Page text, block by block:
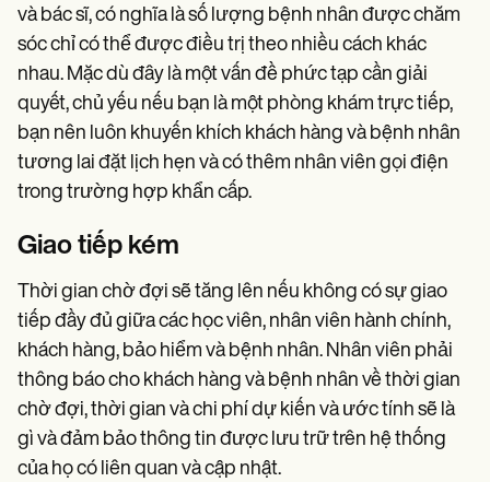
và bác sĩ, có nghĩa là số lượng bệnh nhân được chăm
sóc chỉ có thể được điều trị theo nhiều cách khác
nhau. Mặc dù đây là một vấn đề phức tạp cần giải
quyết, chủ yếu nếu bạn là một phòng khám trực tiếp,
bạn nên luôn khuyến khích khách hàng và bệnh nhân
tương lai đặt lịch hẹn và có thêm nhân viên gọi điện
trong trường hợp khẩn cấp.
Giao tiếp kém
Thời gian chờ đợi sẽ tăng lên nếu không có sự giao
tiếp đầy đủ giữa các học viên, nhân viên hành chính,
khách hàng, bảo hiểm và bệnh nhân. Nhân viên phải
thông báo cho khách hàng và bệnh nhân về thời gian
chờ đợi, thời gian và chi phí dự kiến và ước tính sẽ là
gì và đảm bảo thông tin được lưu trữ trên hệ thống
của họ có liên quan và cập nhật.